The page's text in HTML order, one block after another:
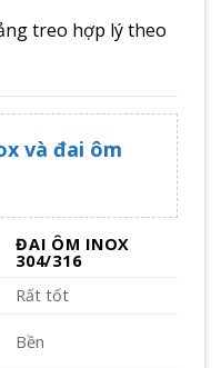
treo hợp lý theo
và đai ôm
ĐAI ÔM INOX
304/316
Rất tốt
Bền